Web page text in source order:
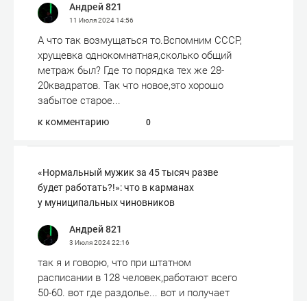
Андрей 821
11 Июля 202414:56
А что так возмущаться то.Вспомним СССР,
хрущевка однокомнатная,сколько общий
метраж был? Где то порядка тех же 28-
20квадратов. Так что новое,это хорошо
забытое старое...
к комментарию 0
«Нормальный мужик за 45 тысяч разве
будет работать?!»: что в карманах
у муниципальных чиновников
Андрей 821
3 Июля 202422:16
так я и говорю, что при штатном
расписании в 128 человек,работают всего
50-60. вот где раздолье... вот и получает